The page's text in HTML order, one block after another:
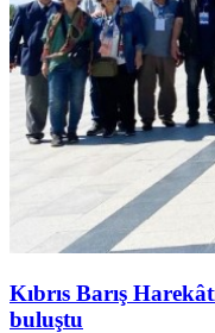
Kıbrıs Barış
buluştu